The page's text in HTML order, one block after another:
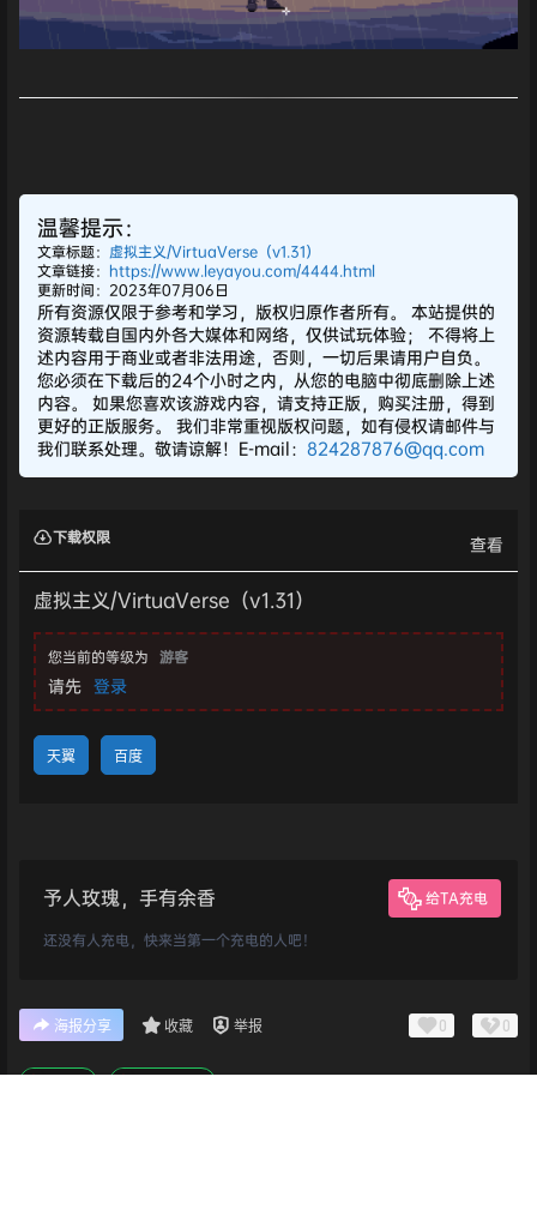
温馨提示：
文章标题： 虚拟主义/VirtuaVerse（v1.31）
文章链接： https://www.leyayou.com/4444.html
更新时间：2023年07月06日
所有资源仅限于参考和学习，版权归原作者所有。 本站提供的
资源转载自国内外各大媒体和网络，仅供试玩体验； 不得将上
述内容用于商业或者非法用途，否则，一切后果请用户自负。
您必须在下载后的24个小时之内，从您的电脑中彻底删除上述
内容。 如果您喜欢该游戏内容，请支持正版，购买注册，得到
更好的正版服务。 我们非常重视版权问题，如有侵权请邮件与
我们联系处理。敬请谅解！E-mail： 824287876@qq.com
下载权限 查看
虚拟主义/VirtuaVerse（v1.31）
您当前的等级为 游客
请先 登录
天翼 百度
予人玫瑰，手有余香 给TA充电
还没有人充电，快来当第一个充电的人吧！
海报分享 收藏 举报 0 0
像素 冒险解谜